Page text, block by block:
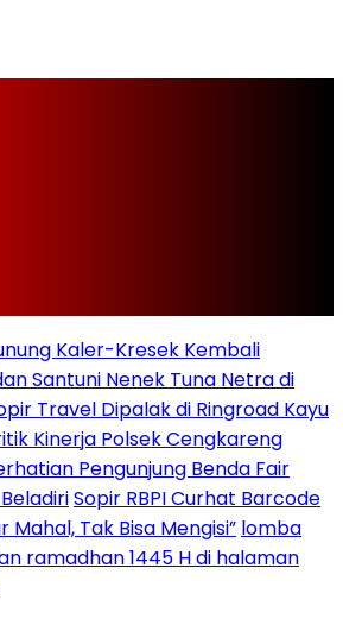
Kaler-Kresek Kembali
Santuni Nenek Tuna Netra di
Travel Dipalak di Ringroad Kayu
Kinerja Polsek Cengkareng
Pengunjung Benda Fair
Sopir RBPI Curhat Barcode
Mahal, Tak Bisa Mengisi” lomba
ramadhan 1445 H di halaman